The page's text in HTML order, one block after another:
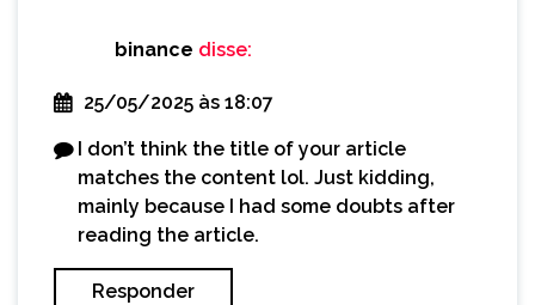
binance disse:
25/05/2025 às 18:07
I don’t think the title of your article
matches the content lol. Just kidding,
mainly because I had some doubts after
reading the article.
Responder